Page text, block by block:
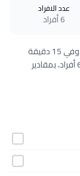
عدد الافراد
6 أفراد
طريقة عمل الوافل بالنوتيلا خطوة بخطوة بـ9 مكونات وفي 15 دقيقة
فقط. وصفة سهلة ومجرّبة من مطبخ دلوقتي تكفي 6 أفراد، بمقادير